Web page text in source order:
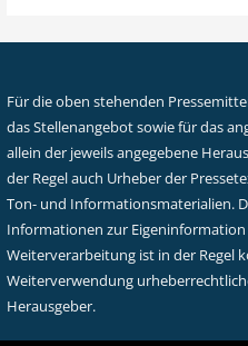
Für die oben stehenden
das Stellenangebot sowie für das
allein der jeweils angegebene
der Regel auch Urheber der
Ton- und Informationsmaterialien.
Informationen zur
Weiterverarbeitung ist in der Regel
Weiterverwendung
Herausgeber.